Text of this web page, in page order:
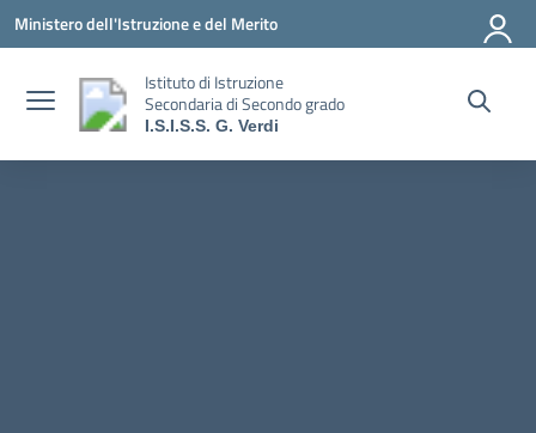
Ministero dell'Istruzione e del Merito
Istituto di Istruzione
Secondaria di Secondo grado
I.S.I.S.S. G. Verdi